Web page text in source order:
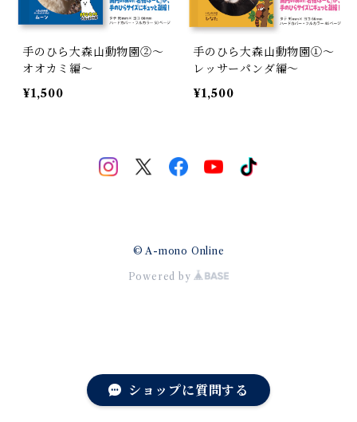
手のひら大森山動物園②～
オオカミ編～
¥1,500
手のひら大森山動物園①～
レッサーパンダ編～
¥1,500
© A-mono Online
Powered by
ショップに質問する